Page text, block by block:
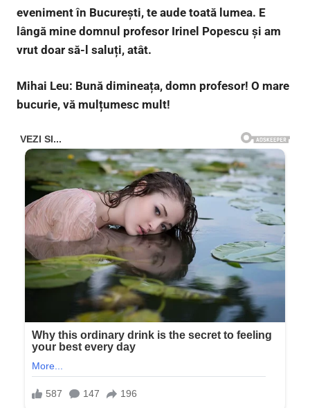
eveniment în București, te aude toată lumea. E
lângă mine domnul profesor Irinel Popescu și am
vrut doar să-l saluți, atât.
Mihai Leu: Bună dimineața, domn profesor! O mare
bucurie, vă mulțumesc mult!